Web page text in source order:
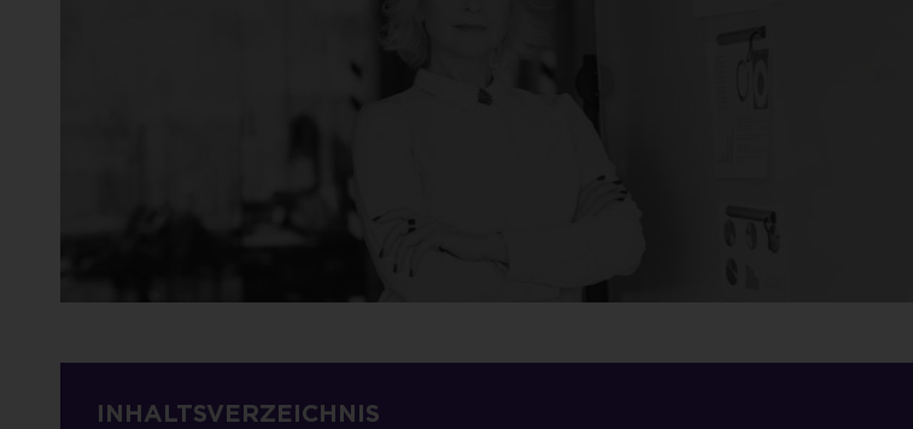
INHALTSVERZEICHNIS